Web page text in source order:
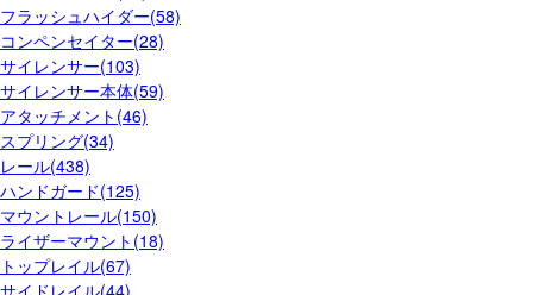
フラッシュハイダー(58)
コンペンセイター(28)
サイレンサー(103)
サイレンサー本体(59)
アタッチメント(46)
スプリング(34)
レール(438)
ハンドガード(125)
マウントレール(150)
ライザーマウント(18)
トップレイル(67)